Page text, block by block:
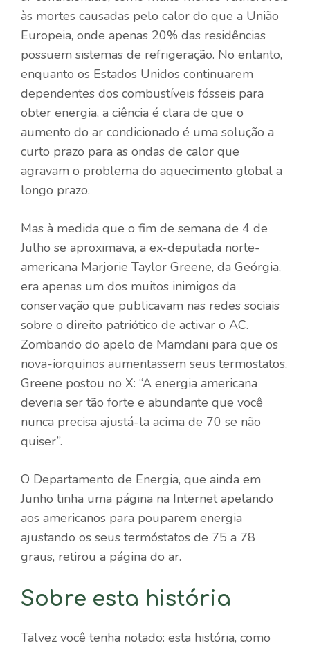
​​às mortes causadas pelo calor do que a União
Europeia, onde apenas 20% das residências
possuem sistemas de refrigeração. No entanto,
enquanto os Estados Unidos continuarem
dependentes dos combustíveis fósseis para
obter energia, a ciência é clara de que o
aumento do ar condicionado é uma solução a
curto prazo para as ondas de calor que
agravam o problema do aquecimento global a
longo prazo.
Mas à medida que o fim de semana de 4 de
Julho se aproximava, a ex-deputada norte-
americana Marjorie Taylor Greene, da Geórgia,
era apenas um dos muitos inimigos da
conservação que publicavam nas redes sociais
sobre o direito patriótico de activar o AC.
Zombando do apelo de Mamdani para que os
nova-iorquinos aumentassem seus termostatos,
Greene postou no X: “A energia americana
deveria ser tão forte e abundante que você
nunca precisa ajustá-la acima de 70 se não
quiser”.
O Departamento de Energia, que ainda em
Junho tinha uma página na Internet apelando
aos americanos para pouparem energia
ajustando os seus termóstatos de 75 a 78
graus, retirou a página do ar.
Sobre esta história
Talvez você tenha notado: esta história, como